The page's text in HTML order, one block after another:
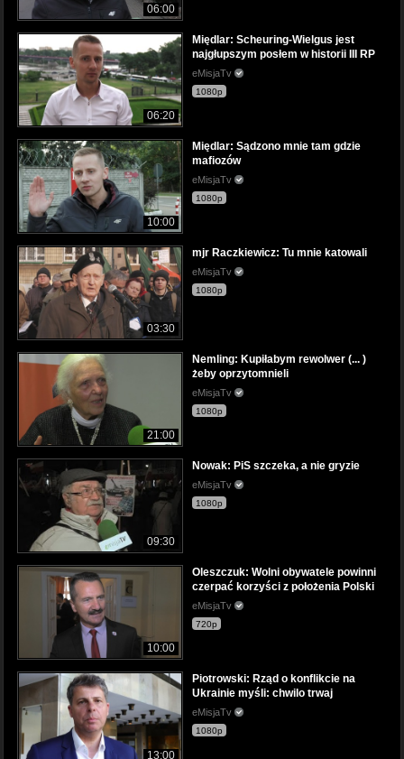
06:00
06:20
Międlar: Scheuring-Wielgus jest
najgłupszym posłem w historii III RP
eMisjaTv
1080p
10:00
Międlar: Sądzono mnie tam gdzie
mafiozów
eMisjaTv
1080p
03:30
mjr Raczkiewicz: Tu mnie katowali
eMisjaTv
1080p
21:00
Nemling: Kupiłabym rewolwer (... )
żeby oprzytomnieli
eMisjaTv
1080p
09:30
Nowak: PiS szczeka, a nie gryzie
eMisjaTv
1080p
10:00
Oleszczuk: Wolni obywatele powinni
czerpać korzyści z położenia Polski
eMisjaTv
720p
13:00
Piotrowski: Rząd o konflikcie na
Ukrainie myśli: chwilo trwaj
eMisjaTv
1080p